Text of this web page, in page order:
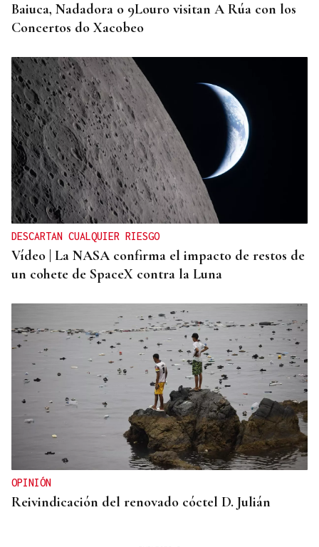
Baiuca, Nadadora o 9Louro visitan A Rúa con los
Concertos do Xacobeo
DESCARTAN CUALQUIER RIESGO
Vídeo | La NASA confirma el impacto de restos de
un cohete de SpaceX contra la Luna
OPINIÓN
Reivindicación del renovado cóctel D. Julián